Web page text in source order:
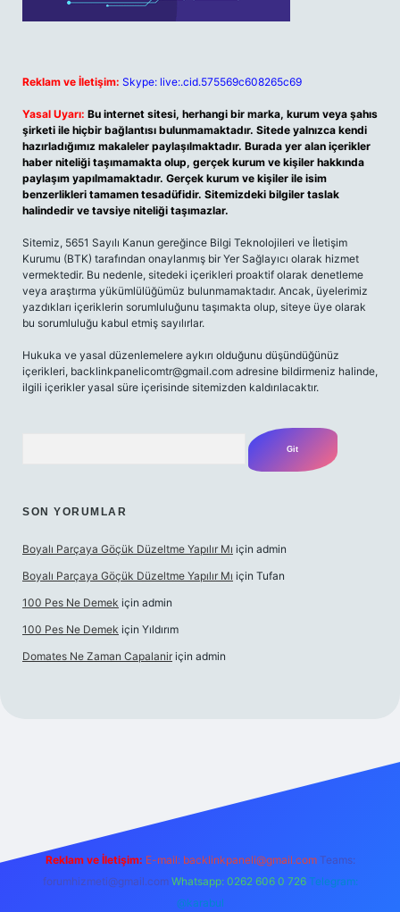
Reklam ve İletişim: Skype: live:.cid.575569c608265c69
Yasal Uyarı: Bu internet sitesi, herhangi bir marka, kurum veya şahıs
şirketi ile hiçbir bağlantısı bulunmamaktadır. Sitede yalnızca kendi
hazırladığımız makaleler paylaşılmaktadır. Burada yer alan içerikler
haber niteliği taşımamakta olup, gerçek kurum ve kişiler hakkında
paylaşım yapılmamaktadır. Gerçek kurum ve kişiler ile isim
benzerlikleri tamamen tesadüfidir. Sitemizdeki bilgiler taslak
halindedir ve tavsiye niteliği taşımazlar.
Sitemiz, 5651 Sayılı Kanun gereğince Bilgi Teknolojileri ve İletişim
Kurumu (BTK) tarafından onaylanmış bir Yer Sağlayıcı olarak hizmet
vermektedir. Bu nedenle, sitedeki içerikleri proaktif olarak denetleme
veya araştırma yükümlülüğümüz bulunmamaktadır. Ancak, üyelerimiz
yazdıkları içeriklerin sorumluluğunu taşımakta olup, siteye üye olarak
bu sorumluluğu kabul etmiş sayılırlar.
Hukuka ve yasal düzenlemelere aykırı olduğunu düşündüğünüz
içerikleri, backlinkpanelicomtr@gmail.com adresine bildirmeniz halinde,
ilgili içerikler yasal süre içerisinde sitemizden kaldırılacaktır.
SON YORUMLAR
Boyalı Parçaya Göçük Düzeltme Yapılır Mı için admin
Boyalı Parçaya Göçük Düzeltme Yapılır Mı için Tufan
100 Pes Ne Demek için admin
100 Pes Ne Demek için Yıldırım
Domates Ne Zaman Capalanir için admin
Reklam ve İletişim: E-mail: backlinkpaneli@gmail.com Teams:
forumhizmeti@gmail.com Whatsapp: 0262 606 0 726 Telegram:
@karabul